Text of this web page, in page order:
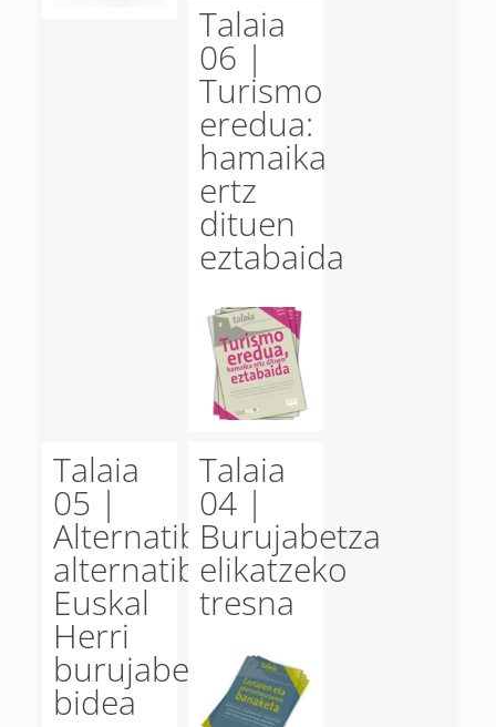
Talaia
06 |
Turismo
eredua:
hamaika
ertz
dituen
eztabaida
Talaia
05 |
Alternatibaz
alternatiba,
Euskal
Herri
burujaberako
bidea
Talaia
04 |
Burujabetza
elikatzeko
tresna